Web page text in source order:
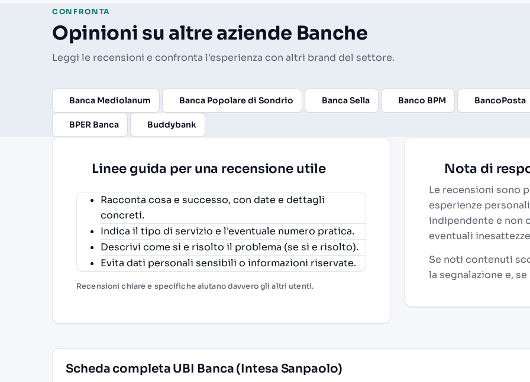
CONFRONTA
Opinioni su altre aziende Banche
Leggi le recensioni e confronta l'esperienza con altri brand del settore.
Banca Mediolanum Banca Popolare di Sondrio Banca Sella Banco BPM BancoPosta
BPER Banca Buddybank
Linee guida per una recensione utile
Racconta cosa e successo, con date e dettagli
concreti.
Indica il tipo di servizio e l'eventuale numero pratica.
Descrivi come si e risolto il problema (se si e risolto).
Evita dati personali sensibili o informazioni riservate.
Recensioni chiare e specifiche aiutano davvero gli altri utenti.
Nota di
Le recensioni sono
esperienze
indipendente e non
eventuali
Se noti contenuti
la segnalazione e,
Scheda completa UBI Banca (Intesa Sanpaolo)